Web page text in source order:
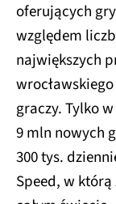
oferujących
względem
największych
graczy. Tylko
9 mln nowych
300 tys.
Speed, w